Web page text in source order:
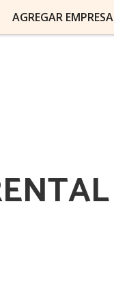
AGREGAR EMPRESA